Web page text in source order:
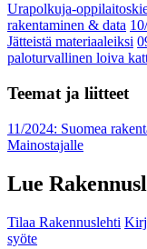
Urapolkuja-
rakentaminen & data
Jätteistä materiaaleiksi
paloturvallinen loiva
Teemat ja liitteet
11/2024: Suomea
Mainostajalle
Lue
Tilaa Rakennuslehti
syöte